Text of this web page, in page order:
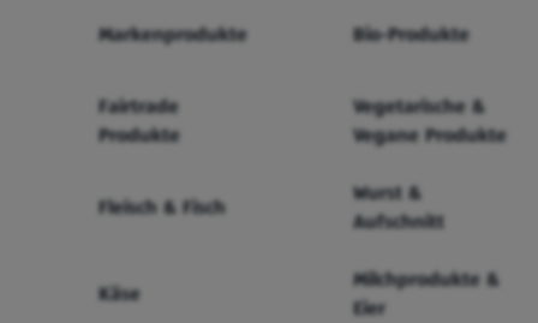
Markenprodukte Bio-Produkte
Fairtrade
Produkte
Vegetarische &
Vegane Produkte
Fleisch & Fisch
Wurst &
Aufschnitt
Käse
Milchprodukte &
Eier